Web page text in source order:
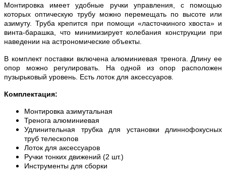
Монтировка имеет удобные ручки управления, с помощью
которых оптическую трубу можно перемещать по высоте или
азимуту. Труба крепится при помощи «ласточкиного хвоста» и
винта-барашка, что минимизирует колебания конструкции при
наведении на астрономические объекты.
В комплект поставки включена алюминиевая тренога. Длину ее
опор можно регулировать. На одной из опор расположен
пузырьковый уровень. Есть лоток для аксессуаров.
Комплектация:
Монтировка азимутальная
Тренога алюминиевая
Удлинительная трубка для установки длиннофокусных
труб телескопов
Лоток для аксессуаров
Ручки тонких движений (2 шт.)
Инструменты для сборки